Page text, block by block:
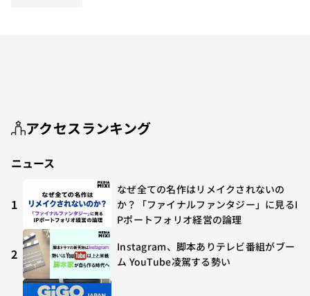
アクセスランキング
ニュース
1
なぜ全ての名作はリメイクされないの
か？「ファイナルファンタジー」に見るI
Pポートフォリオ経営の論理
2
Instagram、脚本ありテレビ番組がブー
ム YouTube凌駕する勢い